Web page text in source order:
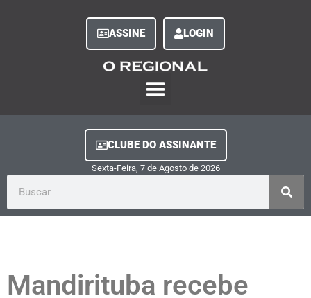
ASSINE LOGIN
CLUBE DO ASSINANTE
Sexta-Feira, 7de Agostode 2026
Mandirituba recebe